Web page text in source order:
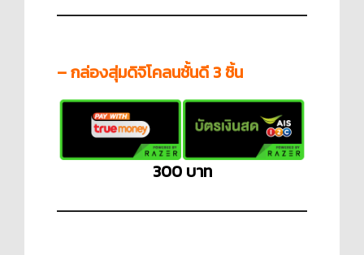
– กล่องสุ่มดิจิโคลนชั้นดี 3 ชิ้น
300 บาท